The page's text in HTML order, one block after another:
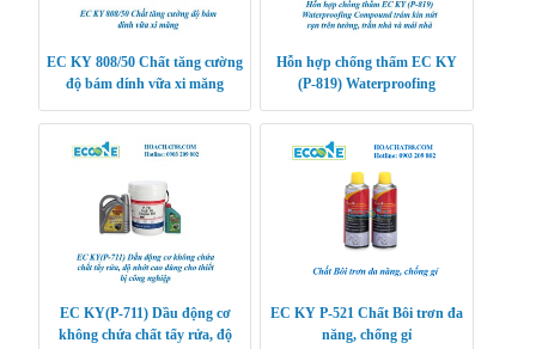
EC KY 808/50 Chất tăng cường
độ bám dính vữa xi măng
Hỗn hợp chống thấm EC KY
(P-819) Waterproofing
trên tường, trần nhà và mái
EC KY(P-711) Dầu động cơ
không chứa chất tẩy rửa, độ
EC KY P-521 Chất Bôi trơn đa
năng, chống gỉ